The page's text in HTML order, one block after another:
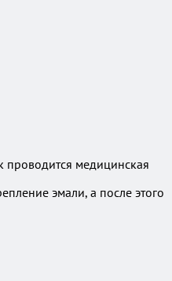
проводится медицинская
эмали, а после этого